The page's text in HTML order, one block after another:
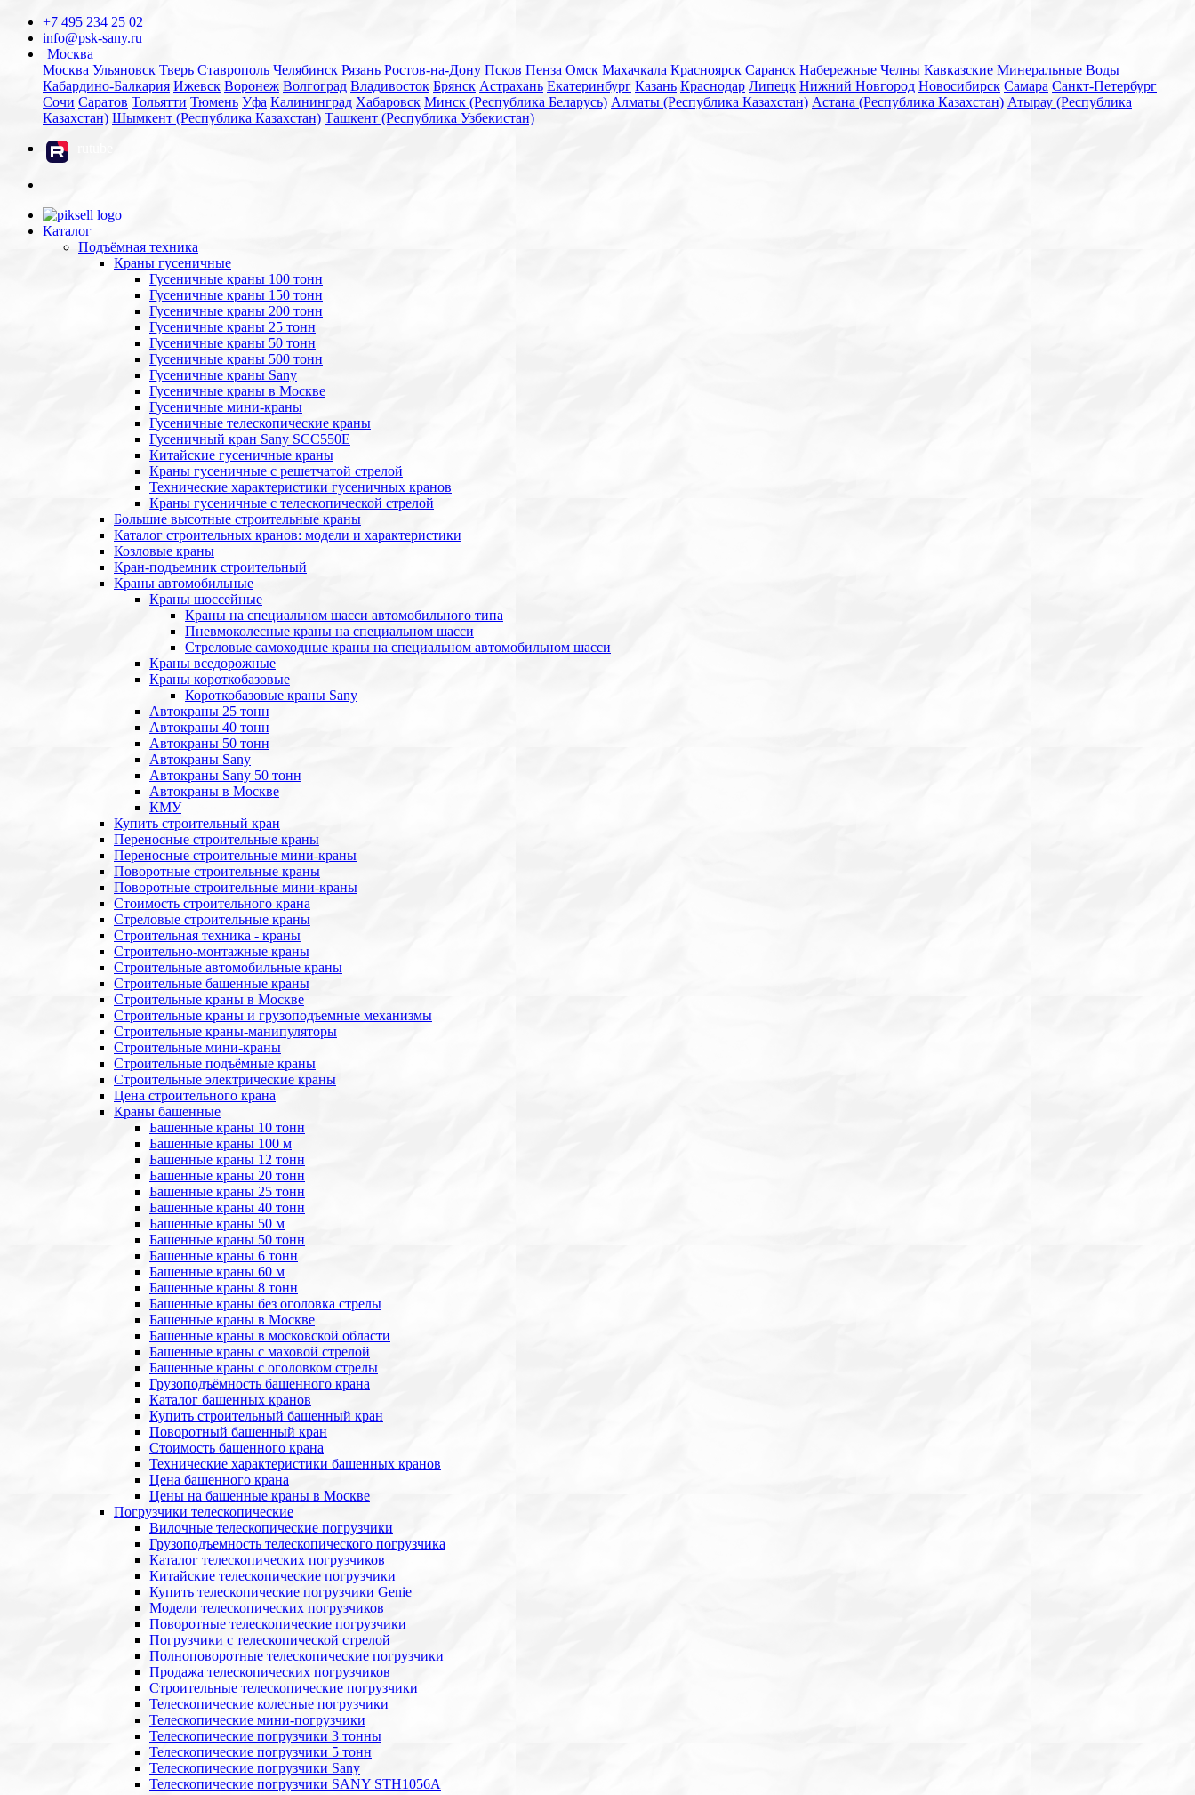
+7 495 234 25 02
info@psk-sany.ru
Москва
Москва Ульяновск Тверь Ставрополь Челябинск Рязань Ростов-на-Дону Псков Пенза Омск Махачкала Красноярск Саранск Набережные Челны Кавказские Минеральные Воды
Кабардино-Балкария Ижевск Воронеж Волгоград Владивосток Брянск Астрахань Екатеринбург Казань Краснодар Липецк Нижний Новгород Новосибирск Самара Санкт-Петербург
Сочи Саратов Тольятти Тюмень Уфа Калининград Хабаровск Минск (Республика Беларусь) Алматы (Республика Казахстан) Астана (Республика Казахстан) Атырау (Республика
Казахстан) Шымкент (Республика Казахстан) Ташкент (Республика Узбекистан)
Каталог
Подъёмная техника
Краны гусеничные
Гусеничные краны 100 тонн
Гусеничные краны 150 тонн
Гусеничные краны 200 тонн
Гусеничные краны 25 тонн
Гусеничные краны 50 тонн
Гусеничные краны 500 тонн
Гусеничные краны Sany
Гусеничные краны в Москве
Гусеничные мини-краны
Гусеничные телескопические краны
Гусеничный кран Sany SCC550E
Китайские гусеничные краны
Краны гусеничные с решетчатой стрелой
Технические характеристики гусеничных кранов
Краны гусеничные с телескопической стрелой
Большие высотные строительные краны
Каталог строительных кранов: модели и характеристики
Козловые краны
Кран-подъемник строительный
Краны автомобильные
Краны шоссейные
Краны на специальном шасси автомобильного типа
Пневмоколесные краны на специальном шасси
Стреловые самоходные краны на специальном автомобильном шасси
Краны вседорожные
Краны короткобазовые
Короткобазовые краны Sany
Автокраны 25 тонн
Автокраны 40 тонн
Автокраны 50 тонн
Автокраны Sany
Автокраны Sany 50 тонн
Автокраны в Москве
КМУ
Купить строительный кран
Переносные строительные краны
Переносные строительные мини-краны
Поворотные строительные краны
Поворотные строительные мини-краны
Стоимость строительного крана
Стреловые строительные краны
Строительная техника - краны
Строительно-монтажные краны
Строительные автомобильные краны
Строительные башенные краны
Строительные краны в Москве
Строительные краны и грузоподъемные механизмы
Строительные краны-манипуляторы
Строительные мини-краны
Строительные подъёмные краны
Строительные электрические краны
Цена строительного крана
Краны башенные
Башенные краны 10 тонн
Башенные краны 100 м
Башенные краны 12 тонн
Башенные краны 20 тонн
Башенные краны 25 тонн
Башенные краны 40 тонн
Башенные краны 50 м
Башенные краны 50 тонн
Башенные краны 6 тонн
Башенные краны 60 м
Башенные краны 8 тонн
Башенные краны без оголовка стрелы
Башенные краны в Москве
Башенные краны в московской области
Башенные краны с маховой стрелой
Башенные краны с оголовком стрелы
Грузоподъёмность башенного крана
Каталог башенных кранов
Купить строительный башенный кран
Поворотный башенный кран
Стоимость башенного крана
Технические характеристики башенных кранов
Цена башенного крана
Цены на башенные краны в Москве
Погрузчики телескопические
Вилочные телескопические погрузчики
Грузоподъемность телескопического погрузчика
Каталог телескопических погрузчиков
Китайские телескопические погрузчики
Купить телескопические погрузчики Genie
Модели телескопических погрузчиков
Поворотные телескопические погрузчики
Погрузчики с телескопической стрелой
Полноповоротные телескопические погрузчики
Продажа телескопических погрузчиков
Строительные телескопические погрузчики
Телескопические колесные погрузчики
Телескопические мини-погрузчики
Телескопические погрузчики 3 тонны
Телескопические погрузчики 5 тонн
Телескопические погрузчики Sany
Телескопические погрузчики SANY STH1056А